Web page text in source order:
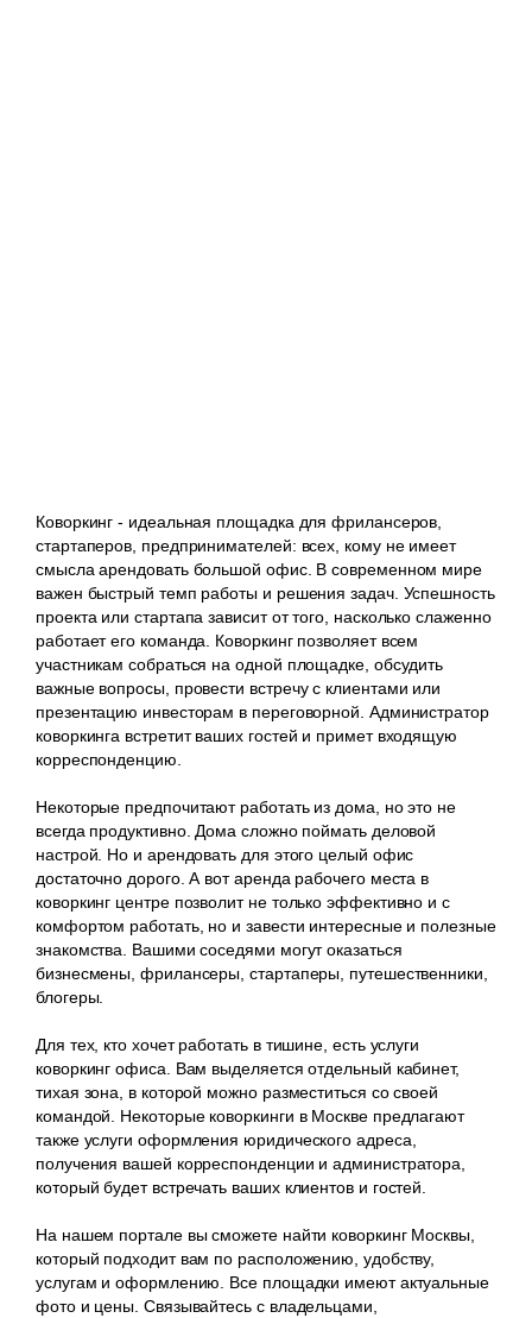
Коворкинг - идеальная площадка для фрилансеров,
стартаперов, предпринимателей: всех, кому не имеет
смысла арендовать большой офис. В современном мире
важен быстрый темп работы и решения задач. Успешность
проекта или стартапа зависит от того, насколько слаженно
работает его команда. Коворкинг позволяет всем
участникам собраться на одной площадке, обсудить
важные вопросы, провести встречу с клиентами или
презентацию инвесторам в переговорной. Администратор
коворкинга встретит ваших гостей и примет входящую
корреспонденцию.
Некоторые предпочитают работать из дома, но это не
всегда продуктивно. Дома сложно поймать деловой
настрой. Но и арендовать для этого целый офис
достаточно дорого. А вот аренда рабочего места в
коворкинг центре позволит не только эффективно и с
комфортом работать, но и завести интересные и полезные
знакомства. Вашими соседями могут оказаться
бизнесмены, фрилансеры, стартаперы, путешественники,
блогеры.
Для тех, кто хочет работать в тишине, есть услуги
коворкинг офиса. Вам выделяется отдельный кабинет,
тихая зона, в которой можно разместиться со своей
командой. Некоторые коворкинги в Москве предлагают
также услуги оформления юридического адреса,
получения вашей корреспонденции и администратора,
который будет встречать ваших клиентов и гостей.
На нашем портале вы сможете найти коворкинг Москвы,
который подходит вам по расположению, удобству,
услугам и оформлению. Все площадки имеют актуальные
фото и цены. Связывайтесь с владельцами,